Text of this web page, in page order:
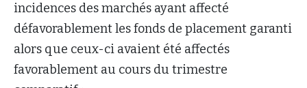
incidences des marchés ayant affecté
défavorablement les fonds de placement garanti
alors que ceux-ci avaient été affectés
favorablement au cours du trimestre